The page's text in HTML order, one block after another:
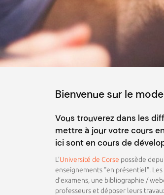
Bienvenue sur le
Vous trouverez dans les
mettre à jour votre cours
ici sont en cours de
L’Université de Corse possède
enseignements "en présentiel".
d’examens, une bibliographie /
professeurs et déposer leurs